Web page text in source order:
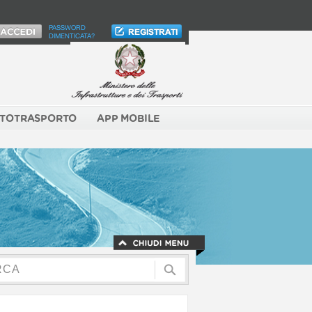
PASSWORD
DIMENTICATA?
APP MOBILE